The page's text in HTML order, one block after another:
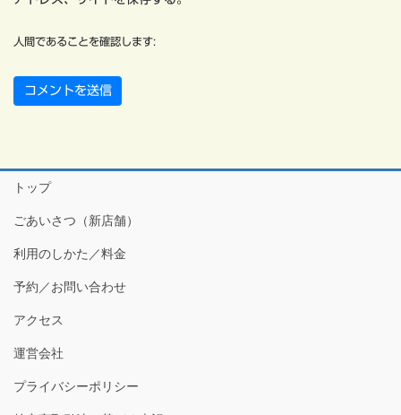
人間であることを確認します:
トップ
ごあいさつ（新店舗）
利用のしかた／料金
予約／お問い合わせ
アクセス
運営会社
プライバシーポリシー